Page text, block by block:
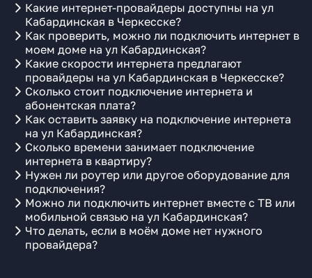
Какие интернет-провайдеры доступны на ул
Кабардинская в Черкесске?
Как проверить, можно ли подключить интернет в
моем доме на ул Кабардинская?
Какие скорости интернета предлагают
провайдеры на ул Кабардинская в Черкесске?
Сколько стоит подключение интернета и
абонентская плата?
Как оставить заявку на подключение интернета
на ул Кабардинская?
Сколько времени занимает подключение
интернета в квартиру?
Нужен ли роутер или другое оборудование для
подключения?
Можно ли подключить интернет вместе с ТВ или
мобильной связью на ул Кабардинская?
Что делать, если в моём доме нет нужного
провайдера?